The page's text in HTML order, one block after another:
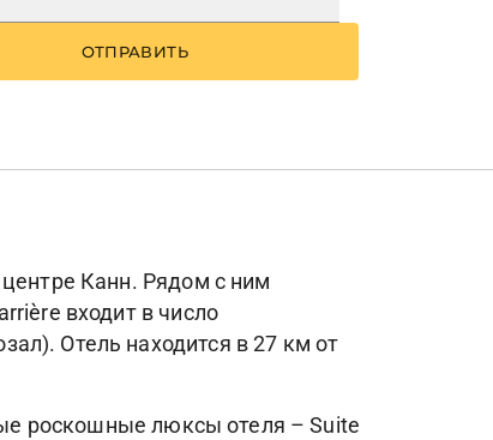
ОТПРАВИТЬ
Канн. Рядом с ним
входит в число
Отель находится в 27 км от
роскошные люксы отеля – Suite